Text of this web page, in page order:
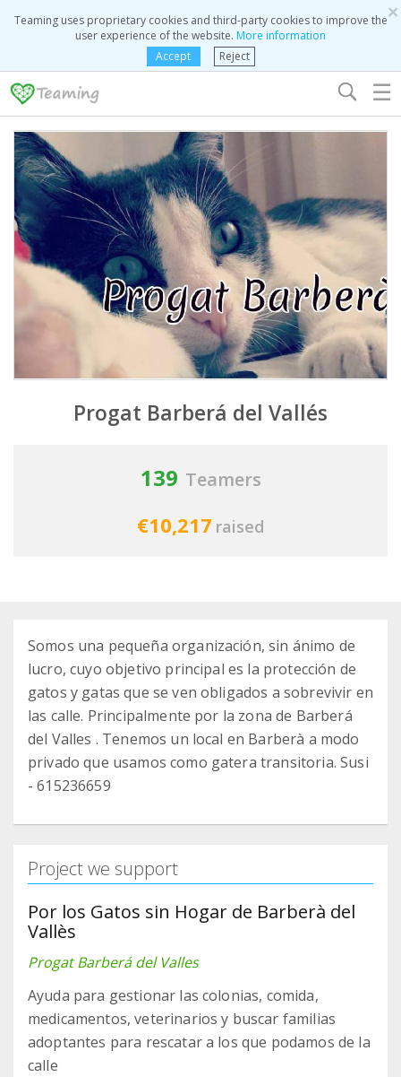
×
Teaming uses proprietary cookies and third-party cookies to improve the
user experience of the website. More information
Accept
Reject
☰
Progat Barberá del Vallés
139 Teamers
€10,217 raised
Somos una pequeña organización, sin ánimo de
lucro, cuyo objetivo principal es la protección de
gatos y gatas que se ven obligados a sobrevivir en
las calle. Principalmente por la zona de Barberá
del Valles . Tenemos un local en Barberà a modo
privado que usamos como gatera transitoria. Susi
- 615236659
Project we support
Por los Gatos sin Hogar de Barberà del
Vallès
Progat Barberá del Valles
Ayuda para gestionar las colonias, comida,
medicamentos, veterinarios y buscar familias
adoptantes para rescatar a los que podamos de la
calle